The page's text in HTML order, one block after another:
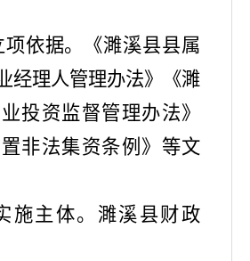
项依据。《濉溪县县属
经理人管理办法》《濉
投资监督管理办法》
置非法集资条例》等文
施主体。濉溪县财政